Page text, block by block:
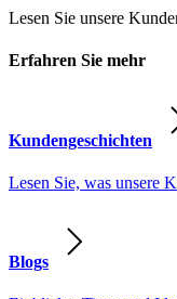
Lesen Sie unsere
Erfahren Sie mehr
Kundengeschichten
Lesen Sie, was unsere
Blogs